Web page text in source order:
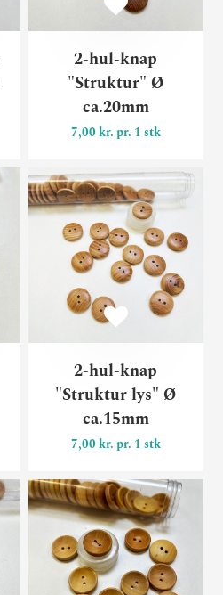
2-hul-knap
"Struktur" Ø
ca.20mm
7,00 kr. pr. 1 stk
4-hul-knap orangebrun Ø
2-hul-knap
"Struktur lys" Ø
ca.15mm
7,00 kr. pr. 1 stk
4-hul-træknap med kant Ø